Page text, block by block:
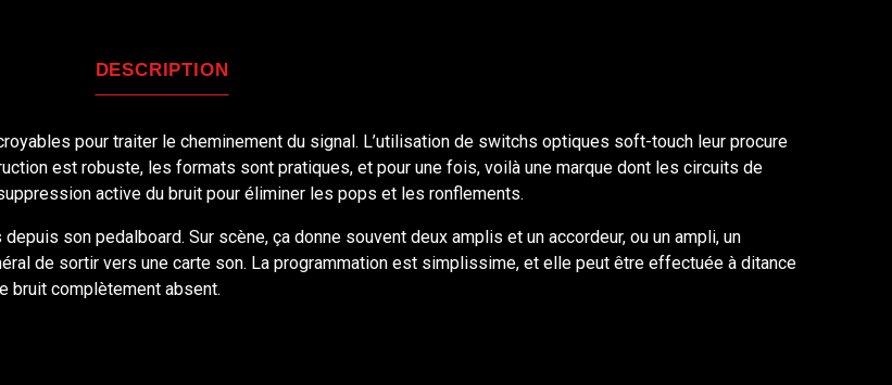
DESCRIPTION
pour traiter le cheminement du signal. L’utilisation de switchs optiques soft-touch leur procure
est robuste, les formats sont pratiques, et pour une fois, voilà une marque dont les circuits de
active du bruit pour éliminer les pops et les ronflements.
son pedalboard. Sur scène, ça donne souvent deux amplis et un accordeur, ou un ampli, un
de sortir vers une carte son. La programmation est simplissime, et elle peut être effectuée à ditance
bruit complètement absent.